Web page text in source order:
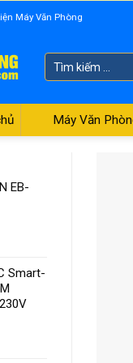
Máy Văn Phòng
Tìm
kiếm:
Máy Văn
EB-
Smart-